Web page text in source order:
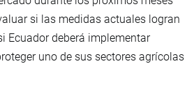
si las medidas actuales logran
Ecuador deberá implementar
uno de sus sectores agrícolas